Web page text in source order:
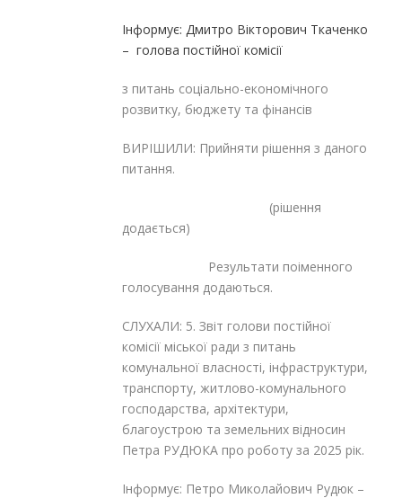
Інформує: Дмитро Вікторович Ткаченко
– голова постійної комісії
з питань соціально-економічного
розвитку, бюджету та фінансів
ВИРІШИЛИ: Прийняти рішення з даного
питання.
(рішення
додається)
Результати поіменного
голосування додаються.
СЛУХАЛИ: 5. Звіт голови постійної
комісії міської ради з питань
комунальної власності, інфраструктури,
транспорту, житлово-комунального
господарства, архітектури,
благоустрою та земельних відносин
Петра РУДЮКА про роботу за 2025 рік.
Інформує: Петро Миколайович Рудюк –